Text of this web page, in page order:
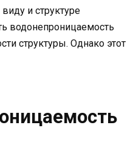
и структуре
водонепроницаемость
структуры. Однако этот